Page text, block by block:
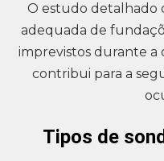
O estudo detalhado
adequada de
imprevistos durante a
contribui para a
Tipos de